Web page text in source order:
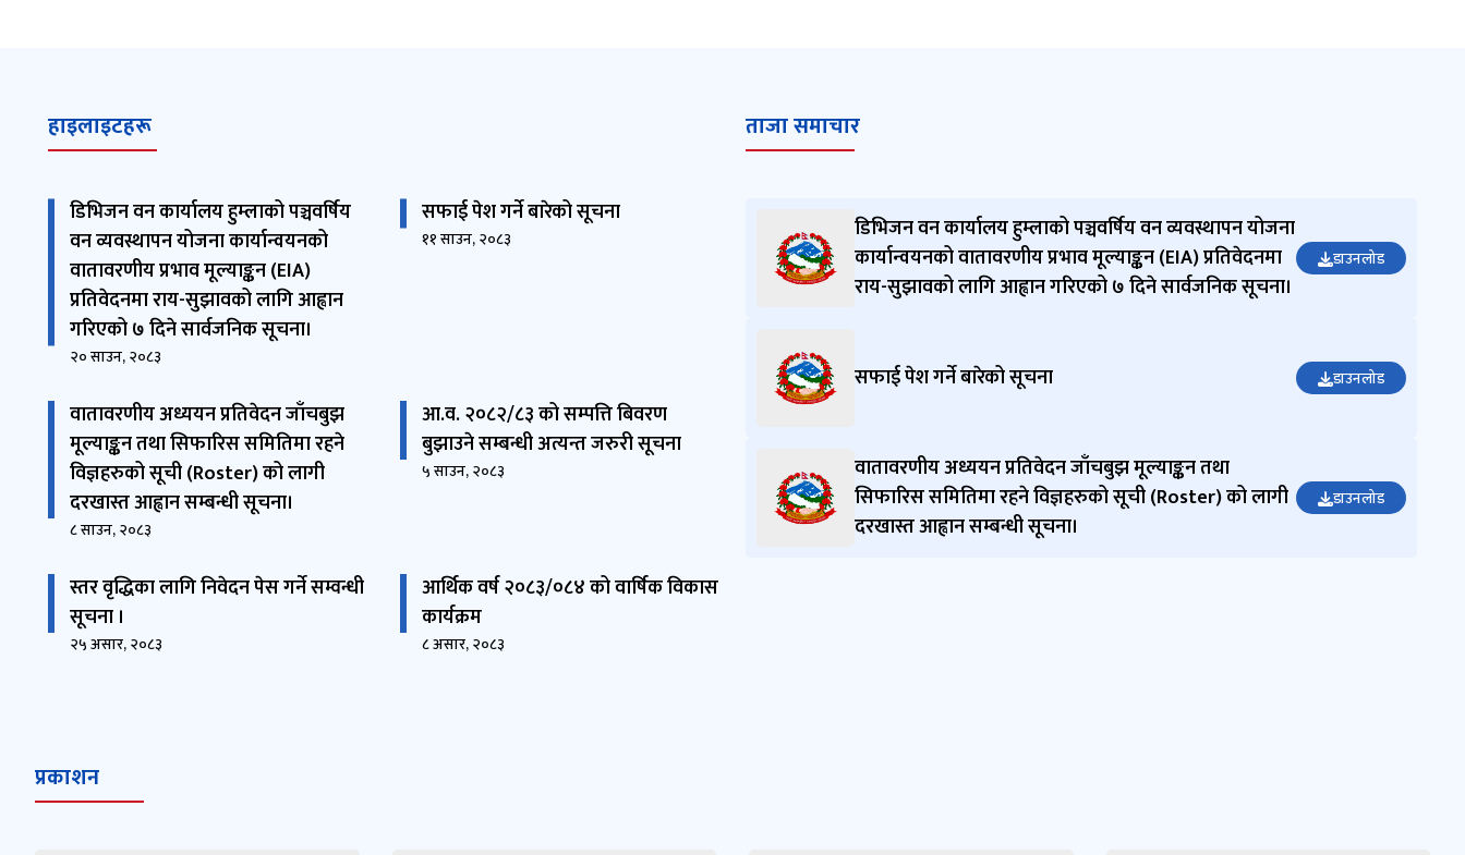
हाइलाइटहरू
डिभिजन वन कार्यालय हुम्लाको पञ्चवर्षिय
वन व्यवस्थापन योजना कार्यान्वयनको
वातावरणीय प्रभाव मूल्याङ्कन (EIA)
प्रतिवेदनमा राय-सुझावको लागि आह्वान
गरिएको ७ दिने सार्वजनिक सूचना।
२० साउन, २०८३
सफाई पेश गर्ने बारेको सूचना
११ साउन, २०८३
वातावरणीय अध्ययन प्रतिवेदन जाँचबुझ
मूल्याङ्कन तथा सिफारिस समितिमा रहने
विज्ञहरु‌को सूची (Roster) को लागी
दरखास्त आह्वान सम्बन्धी सूचना।
८ साउन, २०८३
आ.व. २०८२/८३ को सम्पत्ति बिवरण
बुझाउने सम्बन्धी अत्यन्त जरुरी सूचना
५ साउन, २०८३
स्तर वृद्धिका लागि निवेदन पेस गर्ने सम्वन्धी
सूचना ।
२५ असार, २०८३
आर्थिक वर्ष २०८३/०८४ को वार्षिक विकास
कार्यक्रम
८ असार, २०८३
ताजा समाचार
डिभिजन वन कार्यालय हुम्लाको पञ्चवर्षिय वन व्यवस्थापन योजना
कार्यान्वयनको वातावरणीय प्रभाव मूल्याङ्कन (EIA) प्रतिवेदनमा
राय-सुझावको लागि आह्वान गरिएको ७ दिने सार्वजनिक सूचना।
डाउनलोड
सफाई पेश गर्ने बारेको सूचना डाउनलोड
वातावरणीय अध्ययन प्रतिवेदन जाँचबुझ मूल्याङ्कन तथा
सिफारिस समितिमा रहने विज्ञहरु‌को सूची (Roster) को लागी
दरखास्त आह्वान सम्बन्धी सूचना।
डाउनलोड
प्रकाशन